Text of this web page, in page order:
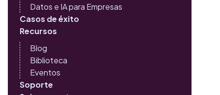
Datos e IA para Empresas
Casos de éxito
Recursos
Blog
Biblioteca
Eventos
Soporte
Un onboarding rápido y estructurado, diseñado para
activar un objetivo específico en HubSpot, para que tu
equipo empiece a trabajar de forma más inteligente
desde el primer día.
Agenda una llamada inicial